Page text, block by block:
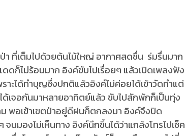
ที่เต็มไปด้วยต้นไม้ใหญ่ อากาศสดชื่น ร่มรื่นมาก
ดก็ไม่ร้อนมาก อิงค์ขับไปเรื่อยๆ แล้วเปิดเพลงฟัง
าะได้ทำบุญซึ่งปกติแล้วอิงค์ไม่ค่อยได้เข้าวัดทำแต่
ได้เจอกันมาหลายอาทิตย์แล้ว ขับไปสักพักก็เป็นทุ่ง
พอเข้าเขตป่าอยู่ดีฝนก็ตกลงมา อิงค์จึงปิด
มองไม่เห็นทาง อิงค์นึกขึ้นได้ว่าแกล้งโทรไปเช็ค